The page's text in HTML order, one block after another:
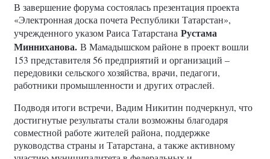
В завершение форума состоялась презентация проекта
«Электронная доска почета Республики Татарстан»,
учрежденного указом Раиса Татарстана Рустама
Минниханова. В Мамадышском районе в проект вошли
153 представителя 56 предприятий и организаций –
передовики сельского хозяйства, врачи, педагоги,
работники промышленности и других отраслей.
Подводя итоги встречи, Вадим Никитин подчеркнул, что
достигнутые результаты стали возможны благодаря
совместной работе жителей района, поддержке
руководства страны и Татарстана, а также активному